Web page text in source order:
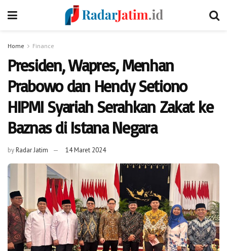
Home Finance
Presiden, Wapres, Menhan
Prabowo dan Hendy Setiono
HIPMI Syariah Serahkan Zakat ke
Baznas di Istana Negara
byRadar Jatim 14 Maret 2024